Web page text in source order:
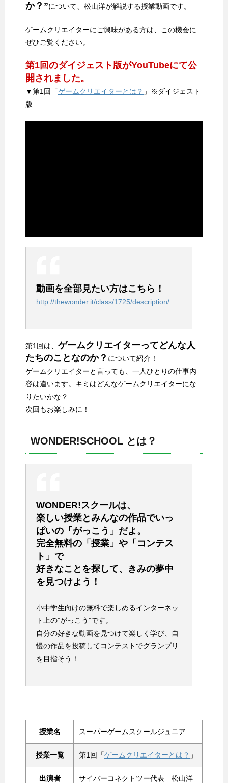
か？”について、松山洋が解説する授業動画です。
ゲームクリエイターにご興味がある方は、この機会に
ぜひご覧ください。
第1回のダイジェスト版がYouTubeにて公
開されました。
▼第1回「ゲームクリエイターとは？ 」※ダイジェスト
版
動画を全部見たい方はこちら！
http://thewonder.it/class/1725/description/
第1回は、 ゲームクリエイターってどんな人
たちのことなのか？ について紹介！
ゲームクリエイターと言っても、一人ひとりの仕事内
容は違います。キミはどんなゲームクリエイターにな
りたいかな？
次回もお楽しみに！
WONDER!SCHOOL とは？
WONDER!スクールは、
楽しい授業とみんなの作品でいっ
ぱいの「がっこう」だよ。
完全無料の「授業」や「コンテス
ト」で
好きなことを探して、きみの夢中
を見つけよう！
小中学生向けの無料で楽しめるインターネッ
ト上の”がっこう”です。
自分の好きな動画を見つけて楽しく学び、自
慢の作品を投稿してコンテストでグランプリ
を目指そう！
授業名 スーパーゲームスクールジュニア
授業一覧 第1回「ゲームクリエイターとは？ 」
出演者 サイバーコネクトツー代表 松山洋